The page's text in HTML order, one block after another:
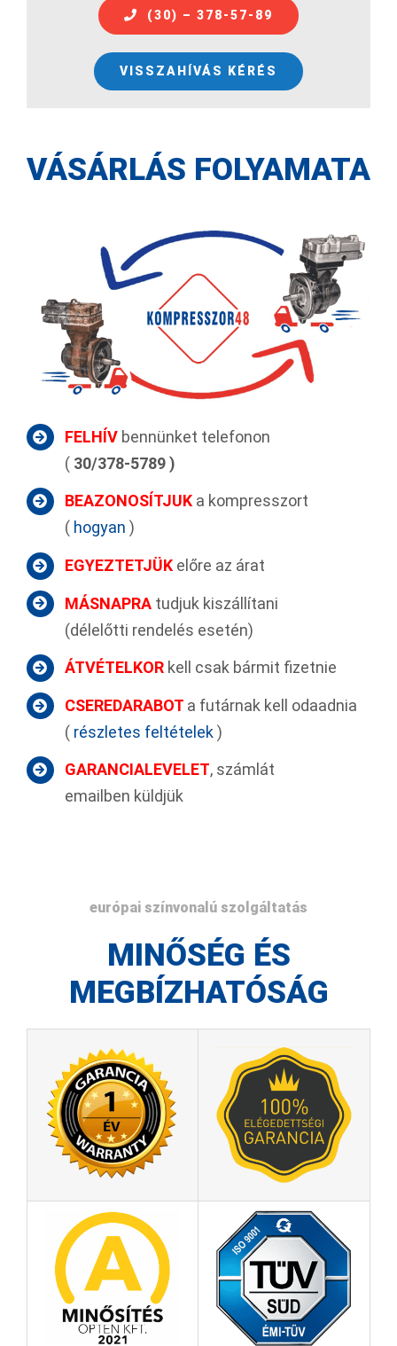
(30) – 378-57-89
VISSZAHÍVÁS KÉRÉS
VÁSÁRLÁS FOLYAMATA
FELHÍV bennünket telefonon
( 30/378-5789 )
BEAZONOSÍTJUK a kompresszort
( hogyan )
EGYEZTETJÜK előre az árat
MÁSNAPRA tudjuk kiszállítani
(délelőtti rendelés esetén)
ÁTVÉTELKOR kell csak bármit fizetnie
CSEREDARABOT a futárnak kell odaadnia
( részletes feltételek)
GARANCIALEVELET, számlát
emailben küldjük
európai színvonalú szolgáltatás
MINŐSÉG ÉS
MEGBÍZHATÓSÁG